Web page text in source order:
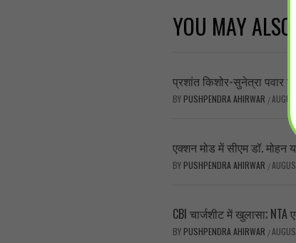
YOU MAY
प्रशांत किशोर-सुनेत्रा पवार
BY PUSHPENDRA AHIRWAR /
एक्शन मोड में सीएम डॉ.
BY PUSHPENDRA AHIRWAR /
CBI चार्जशीट में खुलासा;
BY PUSHPENDRA AHIRWAR /